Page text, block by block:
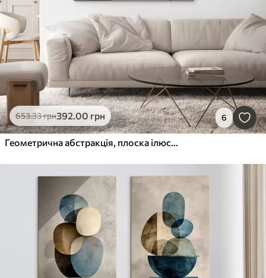
653.33грн392.00 грн 6
Геометрична абстракція, плоска ілюстрація